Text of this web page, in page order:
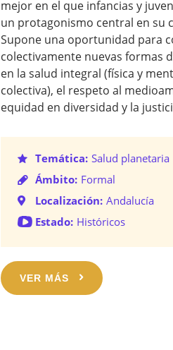
mejor en el que infancias y
un protagonismo central en su
Supone una oportunidad para
colectivamente nuevas formas
en la salud integral (física y
colectiva), el respeto al
equidad en diversidad y la
Temática: Salud planetaria
Ámbito: Formal
Localización: Andalucía
Estado: Históricos
VER MÁS